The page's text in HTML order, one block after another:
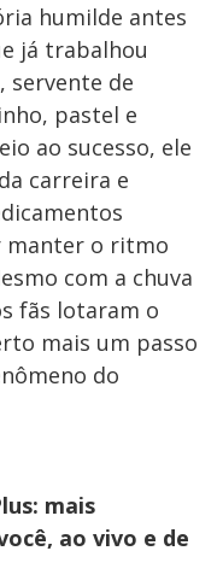
humilde antes
já trabalhou
servente de
pastel e
ao sucesso, ele
carreira e
manter o ritmo
com a chuva
fãs lotaram o
mais um passo
do
mais
ao vivo e de